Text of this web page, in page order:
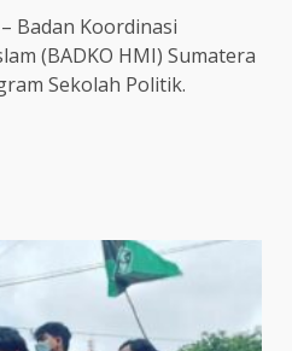
Badan Koordinasi
(BADKO HMI) Sumatera
Sekolah Politik.